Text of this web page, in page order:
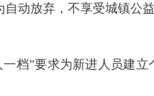
自动放弃，不享受城镇公
一档”要求为新进人员建